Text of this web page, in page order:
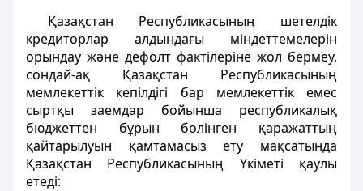
Қазақстан Республикасының шетелдiк
кредиторлар алдындағы мiндеттемелерiн
орындау және дефолт фактілерiне жол бермеу,
сондай-ақ Қазақстан Республикасының
мемлекеттік кепiлдiгi бар мемлекеттік емес
сыртқы заемдар бойынша республикалық
бюджеттен бұрын бөлiнген қаражаттың
қайтарылуын қамтамасыз ету мақсатында
Қазақстан Республикасының Үкіметі қаулы
етеді: